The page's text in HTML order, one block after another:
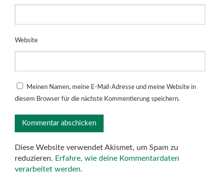
Website
Meinen Namen, meine E-Mail-Adresse und meine Website in
diesem Browser für die nächste Kommentierung speichern.
Diese Website verwendet Akismet, um Spam zu
reduzieren. Erfahre, wie deine Kommentardaten
verarbeitet werden.